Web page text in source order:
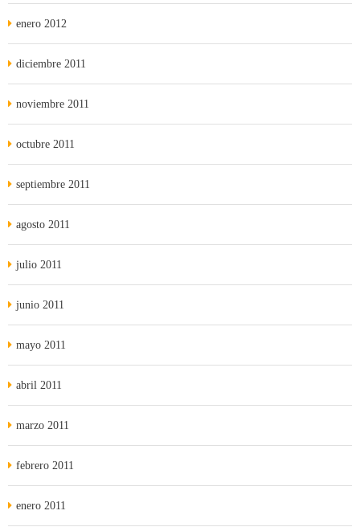
enero 2012
diciembre 2011
noviembre 2011
octubre 2011
septiembre 2011
agosto 2011
julio 2011
junio 2011
mayo 2011
abril 2011
marzo 2011
febrero 2011
enero 2011